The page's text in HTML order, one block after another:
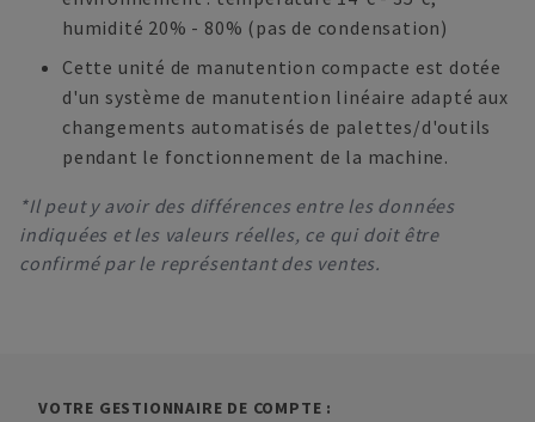
humidité 20% - 80% (pas de condensation)
Cette unité de manutention compacte est dotée
d'un système de manutention linéaire adapté aux
changements automatisés de palettes/d'outils
pendant le fonctionnement de la machine.
*Il peut y avoir des différences entre les données
indiquées et les valeurs réelles, ce qui doit être
confirmé par le représentant des ventes.
VOTRE GESTIONNAIRE DE COMPTE :